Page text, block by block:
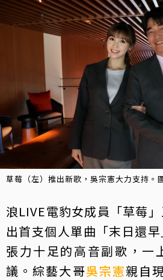
草莓（左）推出新歌，吳宗憲大力支持。
浪LIVE電豹女成員「草莓
出首支個人單曲「末日還
張力十足的高音副歌，一
議。綜藝大哥吳宗憲親自